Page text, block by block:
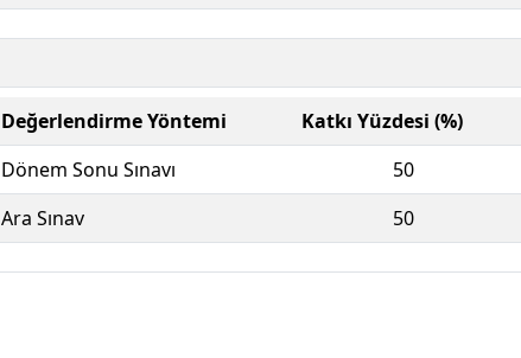
Değerlendirme Yöntemi Katkı Yüzdesi (%)
Dönem Sonu Sınavı
50
Ara Sınav
50